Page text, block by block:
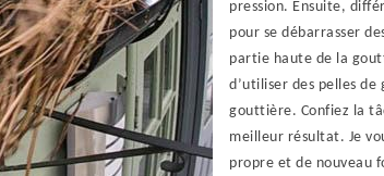
pression. Ensuite,
pour se débarrasser
partie haute de la
d’utiliser des pelles
gouttière. Confiez la
meilleur résultat. Je
propre et de nouveau